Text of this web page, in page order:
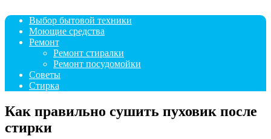
Выбор бытовой техники
Моющие средства
Ремонт
Ремонт стиралки
Ремонт посудомойки
Советы
Стирка
Как правильно сушить пуховик после
стирки